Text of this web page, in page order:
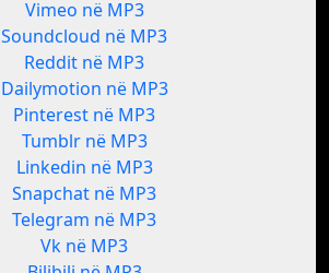
Vimeo në MP3
Soundcloud në MP3
Reddit në MP3
Dailymotion në MP3
Pinterest në MP3
Tumblr në MP3
Linkedin në MP3
Snapchat në MP3
Telegram në MP3
Vk në MP3